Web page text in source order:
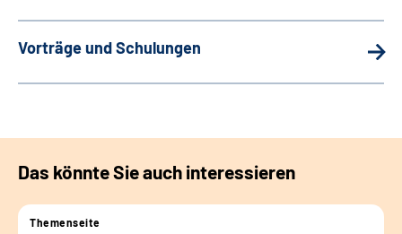
Vorträge und Schulungen
Das könnte Sie auch interessieren
Themenseite